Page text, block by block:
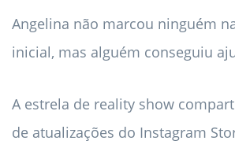
Angelina não marcou ninguém
inicial, mas alguém conseguiu
A estrela de reality show
de atualizações do Instagram